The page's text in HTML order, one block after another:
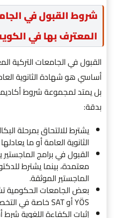
شروط القبول في
المعترف بها في
القبول في الجامعات التركية
أساسي هو شهادة الثانوية
بل يمتد لمجموعة شروط
بدقة:
يشترط للالتحاق بمرحلة
الثانوية العامة أو ما
القبول في برامج
معتمدة، بينما يشترط
الماجستير الموثقة.
بعض الجامعات الحكومية
YÖS أو SAT خاصة في التخصصات الأعلى تنافسية.